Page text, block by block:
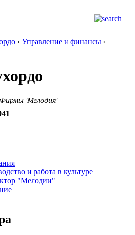
› Управление и финансы ›
Фирмы 'Мелодия'
и работа в культуре
"Мелодии"